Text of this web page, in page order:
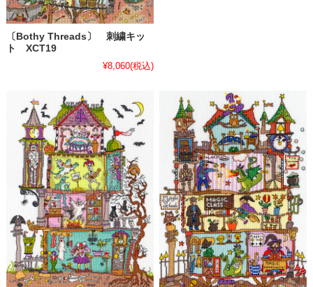
〔Bothy Threads〕 刺繍キッ
ト XCT19
¥8,060(税込)